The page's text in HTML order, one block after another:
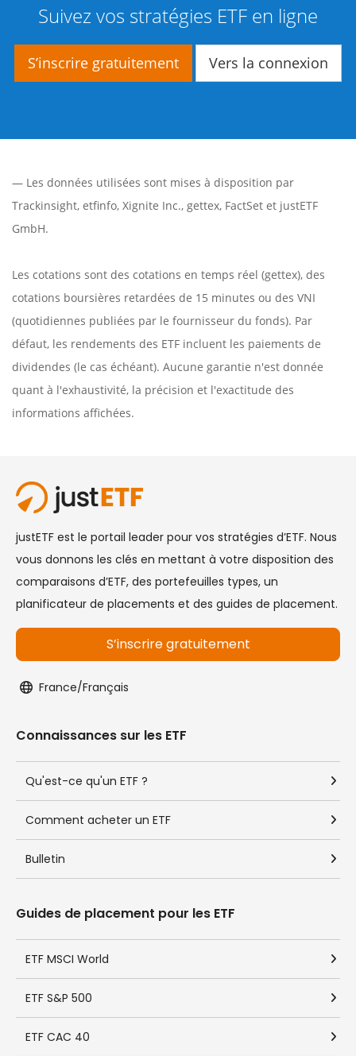
Suivez vos stratégies ETF en ligne
S’inscrire gratuitement Vers la connexion
— Les données utilisées sont mises à disposition par
Trackinsight, etfinfo, Xignite Inc., gettex, FactSet et justETF
GmbH.
Les cotations sont des cotations en temps réel (gettex), des
cotations boursières retardées de 15 minutes ou des VNI
(quotidiennes publiées par le fournisseur du fonds). Par
défaut, les rendements des ETF incluent les paiements de
dividendes (le cas échéant). Aucune garantie n'est donnée
quant à l'exhaustivité, la précision et l'exactitude des
informations affichées.